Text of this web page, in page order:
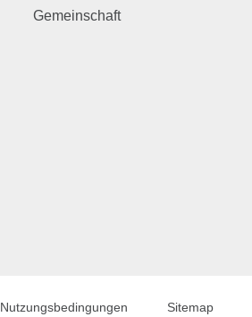
Gemeinschaft
Nutzungsbedingungen Sitemap